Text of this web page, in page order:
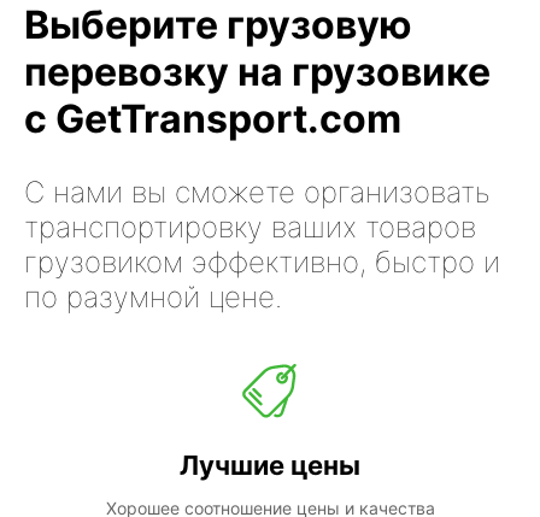
Выберите грузовую
перевозку на грузовике
с GetTransport.com
С нами вы сможете организовать
транспортировку ваших товаров
грузовиком эффективно, быстро и
по разумной цене.
Лучшие цены
Хорошее соотношение цены и качества